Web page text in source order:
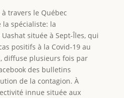
travers le Québec
spécialiste: la
située à Sept-Îles, qui
positifs à la Covid-19 au
diffuse plusieurs fois par
des bulletins
de la contagion. À
innue située aux